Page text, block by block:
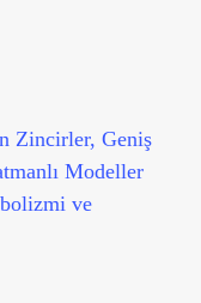
Zincirler, Geniş
Modeller
ve